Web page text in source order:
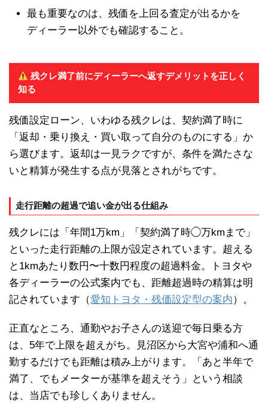
最も重要なのは、残価を上回る査定が出るかを
ディーラー以外でも確認すること。
残クレ満了前にディーラーへ返すデメリットを正しく
知る
残価設定ローン、いわゆる残クレは、契約満了時に
「返却・乗り換え・買い取って自分のものにする」か
ら選びます。返却は一見ラクですが、条件を満たさな
いと精算が発生する点が見落とされがちです。
走行距離の超過で追い金が出る仕組み
残クレには「年間1万km」「契約満了時◯万kmまで」
といった走行距離の上限が設定されています。超える
と1kmあたり数円〜十数円程度の超過料金。トヨタや
各ディーラーの公式案内でも、距離超過時の精算は明
記されています（愛知トヨタ・残価設定型の案内）。
正直なところ、通勤やお子さんの送迎で毎日乗る方
は、5年で上限を超えがち。見沼区から大宮や浦和へ通
勤するだけでも距離は積み上がります。「あと半年で
満了、でもメーターが基準を超えそう」という相談
は、当店でも珍しくありません。